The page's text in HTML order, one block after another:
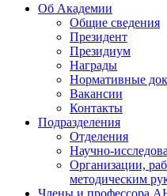
Об Академии
Общие сведения
Президент
Президиум
Награды
Нормативные
Вакансии
Контакты
Подразделения
Отделения
Научно-
Организации,
методическим
Члены и профессора